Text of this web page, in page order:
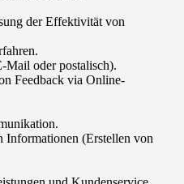
der Effektivität von
Mail oder postalisch).
Feedback via Online-
Informationen (Erstellen von